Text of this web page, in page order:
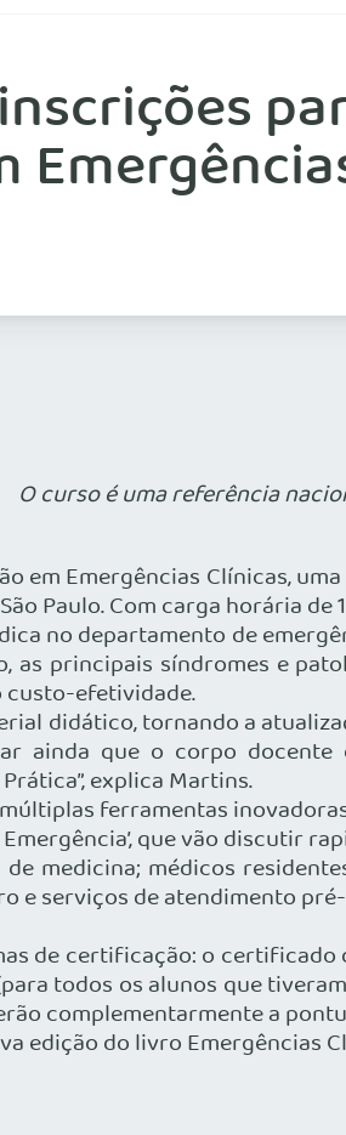
O curso é uma referência
em Emergências Clínicas,
Paulo. Com carga horária
no departamento de
as principais síndromes e
custo-efetividade.
didático, tornando a
ainda que o corpo
explica Martins.
ferramentas
que vão discutir
medicina; médicos
serviços de atendimento
de certificação: o
todos os alunos que
complementarmente a
do livro Emergências